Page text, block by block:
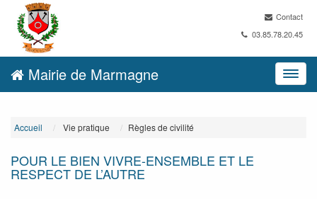
Contact
03.85.78.20.45
Mairie de Marmagne
Accueil Vie pratique Règles de civilité
POUR LE BIEN VIVRE-ENSEMBLE ET LE
RESPECT DE L’AUTRE